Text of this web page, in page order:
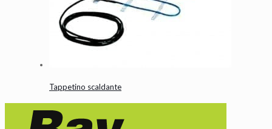
Tappetino scaldante